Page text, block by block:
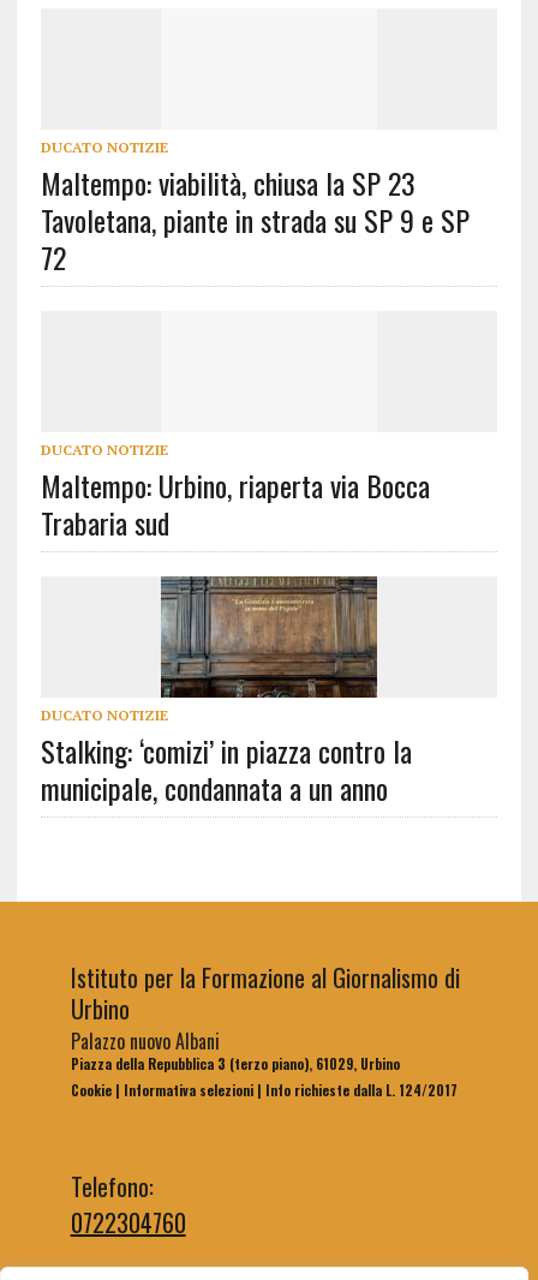
DUCATO NOTIZIE
Maltempo: viabilità, chiusa la SP 23
Tavoletana, piante in strada su SP 9 e SP
72
DUCATO NOTIZIE
Maltempo: Urbino, riaperta via Bocca
Trabaria sud
DUCATO NOTIZIE
Stalking: ‘comizi’ in piazza contro la
municipale, condannata a un anno
Istituto per la Formazione al Giornalismo di
Urbino
Palazzo nuovo Albani
Piazza della Repubblica 3 (terzo piano), 61029, Urbino
Cookie| Informativa selezioni| Info richieste dalla L. 124/2017
Telefono:
0722304760